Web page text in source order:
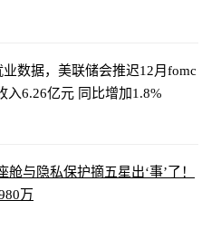
数据，美联储会推迟12月fomc
入6.26亿元 同比增加1.8%
舱与隐私保护摘五星出‘事’了！
万